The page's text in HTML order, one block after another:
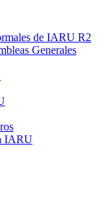
de IARU R2
Generales
IARU